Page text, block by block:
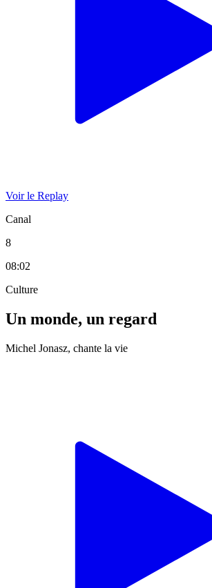
Voir le Replay
Canal
8
08:02
Culture
Un monde, un regard
Michel Jonasz, chante la vie